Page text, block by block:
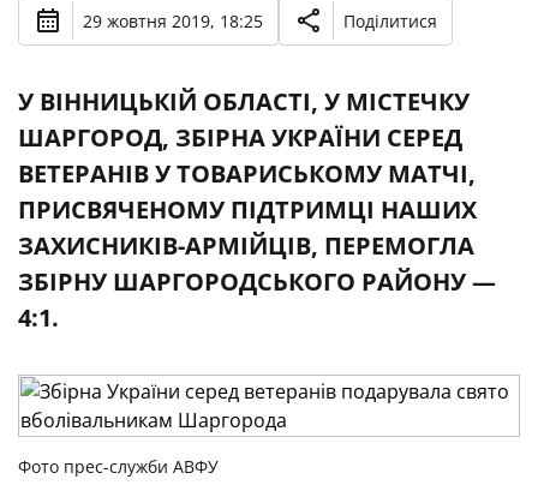
29 жовтня 2019, 18:25 Поділитися
У ВІННИЦЬКІЙ ОБЛАСТІ, У МІСТЕЧКУ
ШАРГОРОД, ЗБІРНА УКРАЇНИ СЕРЕД
ВЕТЕРАНІВ У ТОВАРИСЬКОМУ МАТЧІ,
ПРИСВЯЧЕНОМУ ПІДТРИМЦІ НАШИХ
ЗАХИСНИКІВ-АРМІЙЦІВ, ПЕРЕМОГЛА
ЗБІРНУ ШАРГОРОДСЬКОГО РАЙОНУ —
4:1.
Фото прес-служби АВФУ